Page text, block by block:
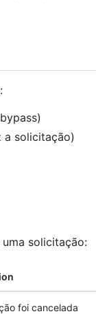
a solicitação)
solicitação:
foi cancelada